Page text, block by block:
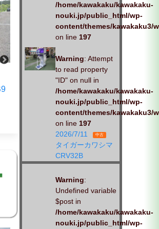
整備済
ヤンマー
GK13VURZ110S
販売価格 ￥1,045,000-(税込)
商品コード 026-0526-01
/home/kawakaku/kawakaku-
nouki.jp/public_html/wp-
content/themes/kawakaku3/
on line 197
Warning: Attempt
to read property
"ID" on null in
/home/kawakaku/kawakaku-
nouki.jp/public_html/wp-
content/themes/kawakaku3/
on line 197
2026/7/11
中古
タイガーカワシマ
CRV32B
Warning:
Undefined variable
$post in
/home/kawakaku/kawakaku-
nouki.jp/public_html/wp-